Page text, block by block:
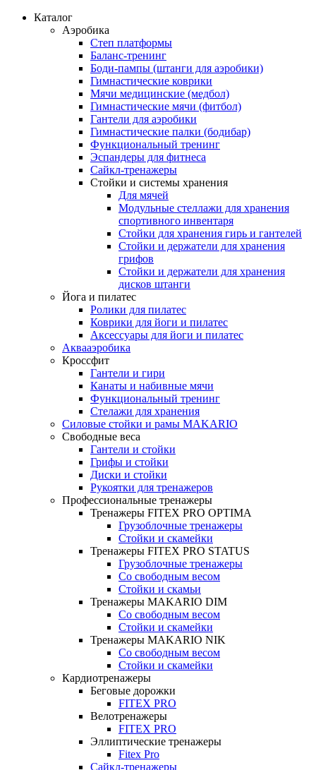
Каталог
Аэробика
Степ платформы
Баланс-тренинг
Боди-пампы (штанги для аэробики)
Гимнастические коврики
Мячи медицинские (медбол)
Гимнастические мячи (фитбол)
Гантели для аэробики
Гимнастические палки (бодибар)
Функциональный тренинг
Эспандеры для фитнеса
Сайкл-тренажеры
Стойки и системы хранения
Для мячей
Модульные стеллажи для хранения
спортивного инвентаря
Стойки для хранения гирь и гантелей
Стойки и держатели для хранения
грифов
Стойки и держатели для хранения
дисков штанги
Йога и пилатес
Ролики для пилатес
Коврики для йоги и пилатес
Аксессуары для йоги и пилатес
Аквааэробика
Кроссфит
Гантели и гири
Канаты и набивные мячи
Функциональный тренинг
Стелажи для хранения
Силовые стойки и рамы MAKARIO
Свободные веса
Гантели и стойки
Грифы и стойки
Диски и стойки
Рукоятки для тренажеров
Профессиональные тренажеры
Тренажеры FITEX PRO OPTIMA
Грузоблочные тренажеры
Стойки и скамейки
Тренажеры FITEX PRO STATUS
Грузоблочные тренажеры
Со свободным весом
Стойки и скамьи
Тренажеры MAKARIO DIM
Со свободным весом
Стойки и скамейки
Тренажеры MAKARIO NIK
Со свободным весом
Стойки и скамейки
Кардиотренажеры
Беговые дорожки
FITEX PRO
Велотренажеры
FITEX PRO
Эллиптические тренажеры
Fitex Pro
Сайкл-тренажеры